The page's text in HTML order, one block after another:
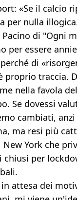
«Se il calcio
per nulla
di "Ogni
per essere
di
proprio traccia.
nella favola
Se dovessi
cambiati,
ma resi più
York che
per
attesa dei